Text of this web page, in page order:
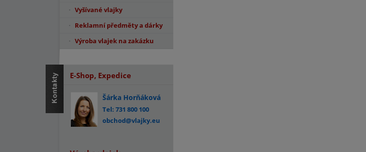
Vyšívané vlajky
Reklamní předměty a dárky
Výroba vlajek na zakázku
E-Shop, Expedice
Šárka Horňáková
Tel: 731 800 100
obchod@vlajky.eu